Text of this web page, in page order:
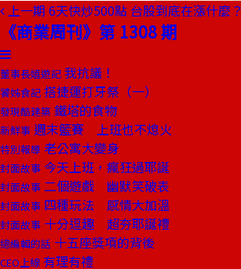
上一期 6天快炒500點 台股到底在漲什麼？
《商業周刊》第 1308 期
董事長嬉遊記 我抗議！
饕姊食記 搭捷運打牙祭（一）
發現酷建築 鐵塔的食物
新鮮事 週末籃賽 上班也不熄火
特別報導 老公寓大變身
封面故事 今天上班，瘋狂過耶誕
封面故事 二個遊戲 幽默笑破表
封面故事 四種玩法 感情大加溫
封面故事 十分逗趣 超夯耶誕禮
總編輯的話 十五座獎項的背後
CEO上線 有理有禮